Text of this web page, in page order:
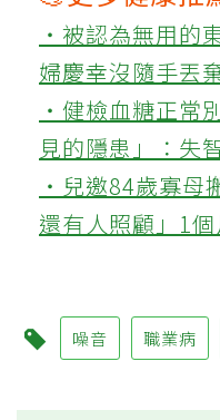
‧被認為無用的
婦慶幸沒隨手丟
‧健檢血糖正常
見的隱患」：失
‧兒邀84歲寡母
還有人照顧」1
噪音 職業病